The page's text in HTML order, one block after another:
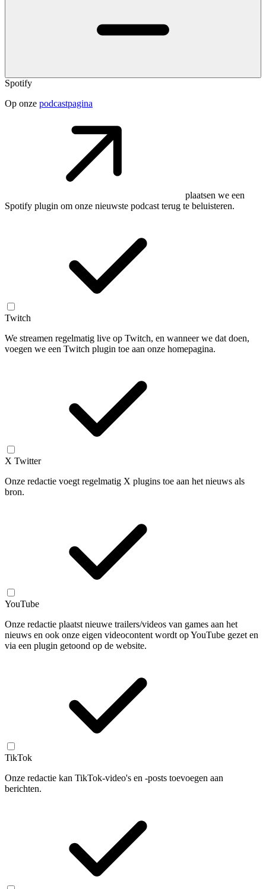
Spotify
Op onze podcastpagina
plaatsen we een
Spotify plugin om onze nieuwste podcast terug te beluisteren.
Twitch
We streamen regelmatig live op Twitch, en wanneer we dat doen,
voegen we een Twitch plugin toe aan onze homepagina.
X Twitter
Onze redactie voegt regelmatig X plugins toe aan het nieuws als
bron.
YouTube
Onze redactie plaatst nieuwe trailers/videos van games aan het
nieuws en ook onze eigen videocontent wordt op YouTube gezet en
via een plugin getoond op de website.
TikTok
Onze redactie kan TikTok-video's en -posts toevoegen aan
berichten.